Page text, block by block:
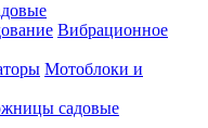
Вибрационное
Мотоблоки и
садовые